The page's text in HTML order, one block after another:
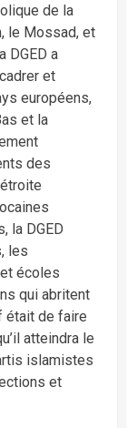
de la
le Mossad, et
DGED a
et
européens,
et la
des
la DGED
les
écoles
qui abritent
était de faire
atteindra le
islamistes
et